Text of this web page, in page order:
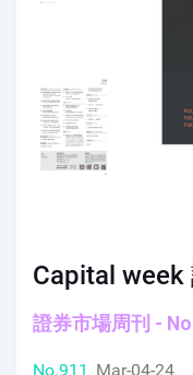
Capital week
證券市場周刊 -
No.911_ Mar-04-24